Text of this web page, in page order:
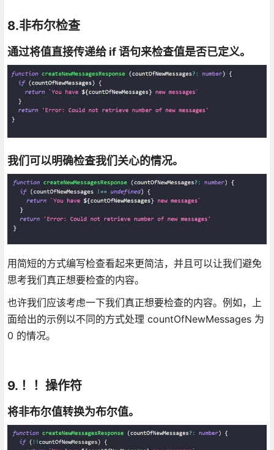
8.非布尔检查
通过将值直接传递给 if 语句来检查值是否已定义。
我们可以明确检查我们关心的情况。
用简短的方式编写检查看起来更简洁，并且可以让我们避免
思考我们真正想要检查的内容。
也许我们应该考虑一下我们真正想要检查的内容。例如，上
面给出的示例以不同的方式处理 countOfNewMessages 为
0 的情况。
9. ！！操作符
将非布尔值转换为布尔值。